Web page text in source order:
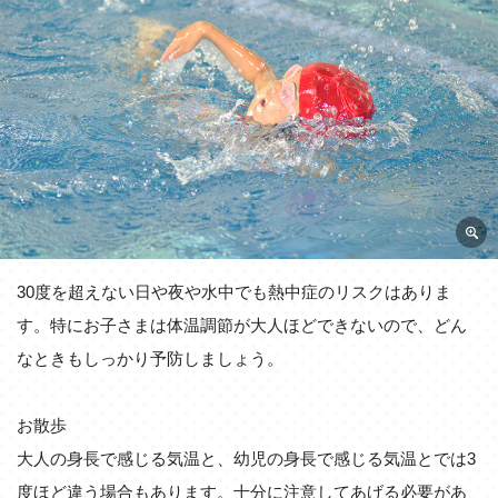
30度を超えない日や夜や水中でも熱中症のリスクはありま
す。特にお子さまは体温調節が大人ほどできないので、どん
なときもしっかり予防しましょう。
お散歩
大人の身長で感じる気温と、幼児の身長で感じる気温とでは3
度ほど違う場合もあります。十分に注意してあげる必要があ